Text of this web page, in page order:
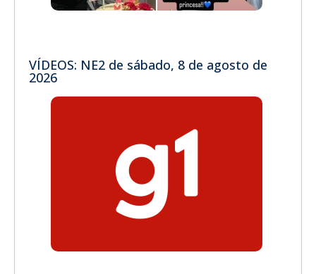
VÍDEOS: NE2 de sábado, 8 de agosto de
2026